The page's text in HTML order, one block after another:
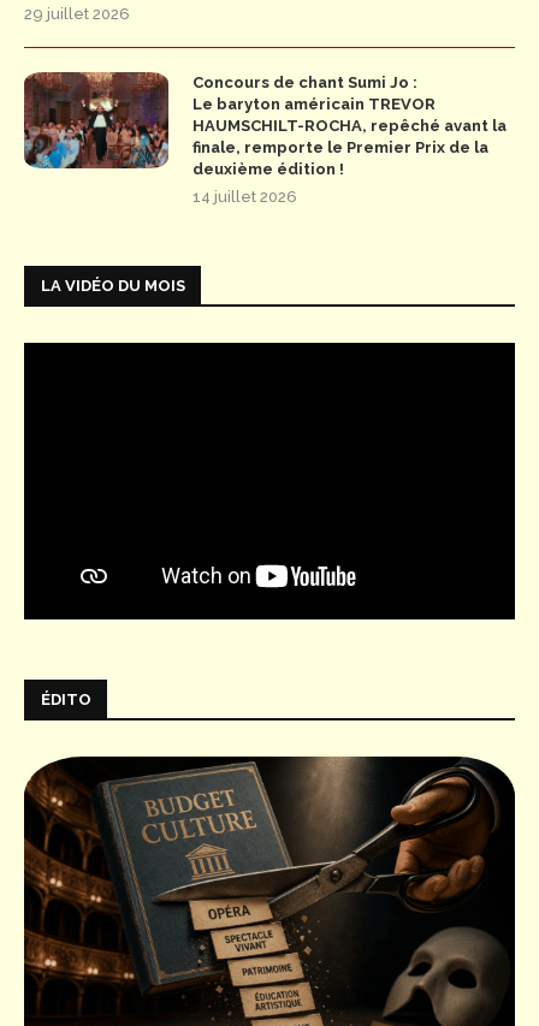
29 juillet 2026
Concours de chant Sumi Jo :
Le baryton américain TREVOR
HAUMSCHILT-ROCHA, repêché avant la
finale, remporte le Premier Prix de la
deuxième édition !
14 juillet 2026
LA VIDÉO DU MOIS
ÉDITO